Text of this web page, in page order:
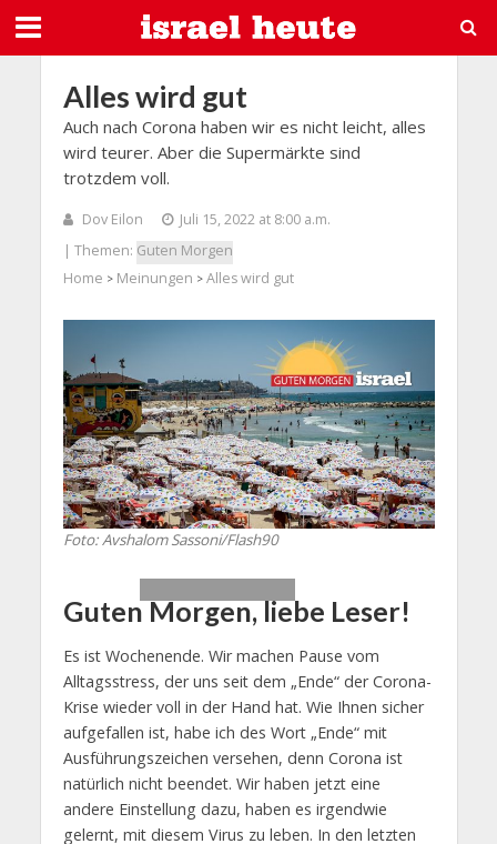
Alles wird gut
Auch nach Corona haben wir es nicht leicht, alles
wird teurer. Aber die Supermärkte sind
trotzdem voll.
Dov Eilon
Juli 15, 2022 at 8:00 a.m.
| Themen: Guten Morgen
Home > Meinungen > Alles wird gut
Foto: Avshalom Sassoni/Flash90
Guten Morgen, liebe Leser!
Es ist Wochenende. Wir machen Pause vom
Alltagsstress, der uns seit dem „Ende“ der Corona-
Krise wieder voll in der Hand hat. Wie Ihnen sicher
aufgefallen ist, habe ich des Wort „Ende“ mit
Ausführungszeichen versehen, denn Corona ist
natürlich nicht beendet. Wir haben jetzt eine
andere Einstellung dazu, haben es irgendwie
gelernt, mit diesem Virus zu leben. In den letzten